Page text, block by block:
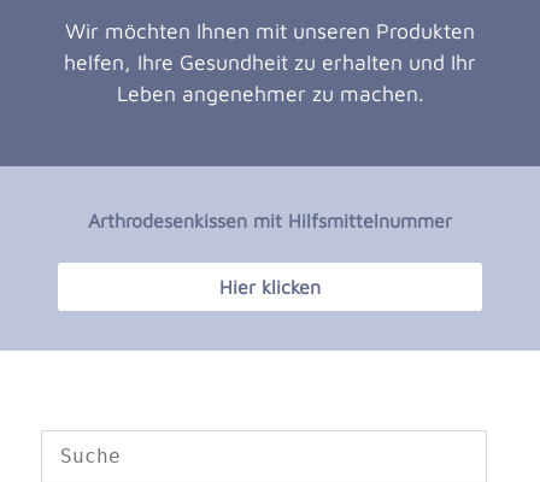
Wir möchten Ihnen mit unseren Produkten
helfen, Ihre Gesundheit zu erhalten und Ihr
Leben angenehmer zu machen.
Arthrodesenkissen mit Hilfsmittelnummer
Hier klicken